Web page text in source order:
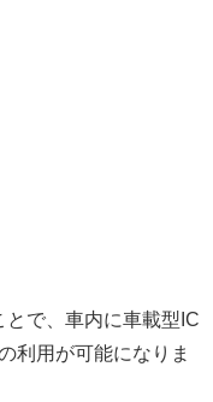
とで、車内に車載型IC
利用が可能になりま